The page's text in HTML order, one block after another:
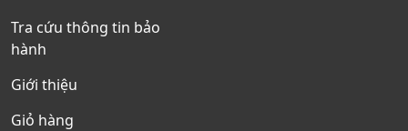
Tra cứu thông tin bảo
hành
Giới thiệu
Giỏ hàng